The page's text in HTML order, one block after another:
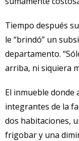
Tiempo después
le “brindó” un
departamento.
arriba, ni siquiera
El inmueble donde
integrantes de la
dos habitaciones,
frigobar y una